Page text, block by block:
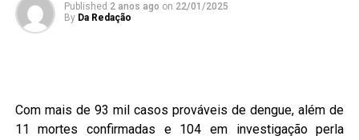
Published 2 anos ago on 22/01/2025
By Da Redação
Com mais de 93 mil casos prováveis de dengue, além de
11 mortes confirmadas e 104 em investigação perla